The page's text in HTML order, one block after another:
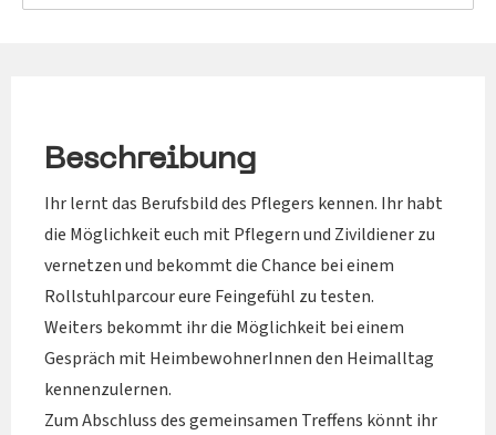
Beschreibung
Ihr lernt das Berufsbild des Pflegers kennen. Ihr habt
die Möglichkeit euch mit Pflegern und Zivildiener zu
vernetzen und bekommt die Chance bei einem
Rollstuhlparcour eure Feingefühl zu testen.
Weiters bekommt ihr die Möglichkeit bei einem
Gespräch mit HeimbewohnerInnen den Heimalltag
kennenzulernen.
Zum Abschluss des gemeinsamen Treffens könnt ihr